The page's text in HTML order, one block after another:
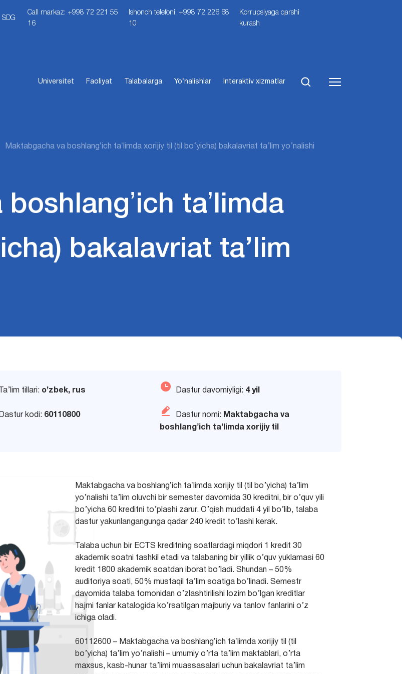
SDG
Call markaz: +998 72 221 55
16
Ishonch telefoni: +998 72 226 68
10
Korrupsiyaga qarshi
kurash
Universitet Faoliyat Talabalarga Yo‘nalishlar Interaktiv xizmatlar
Maktabgacha va boshlangʼich taʼlimda xorijiy til (til bo‘yicha) bakalavriat ta’lim yo’nalishi
taʼlimda
bakalavriat ta’lim
Ta’lim tillari: o’zbek, rus
Dastur kodi: 60110800
Dastur davomiyligi: 4 yil
Dastur nomi: Maktabgacha va
boshlangʼich taʼlimda xorijiy til
Maktabgacha va boshlangʼich taʼlimda xorijiy til (til bo’yicha) ta’lim
yo’nalishi ta’lim oluvchi bir semester davomida 30 kreditni, bir o’quv yili
bo’yicha 60 kreditni to’plashi zarur. O’qish muddati 4 yil bo’lib, talaba
dastur yakunlangangunga qadar 240 kredit to’lashi kerak.
Talaba uchun bir ECTS kreditning soatlardagi miqdori 1 kredit 30
akademik soatni tashkil etadi va talabaning bir yillik o’quv yuklamasi 60
kredit 1800 akademik soatdan iborat bo’ladi. Shundan – 50%
auditoriya soati, 50% mustaqil ta’lim soatiga bo’linadi. Semestr
davomida talaba tomonidan o’zlashtirilishi lozim bo’lgan kreditlar
hajmi fanlar katalogida ko’rsatilgan majburiy va tanlov fanlarini o’z
ichiga oladi.
60112600 – Maktabgacha va boshlangʼich taʼlimda xorijiy til (til
bo’yicha) ta’lim yo’nalishi – umumiy o’rta ta’lim maktablari, o’rta
maxsus, kasb-hunar ta’limi muassasalari uchun bakalavriat ta’lim